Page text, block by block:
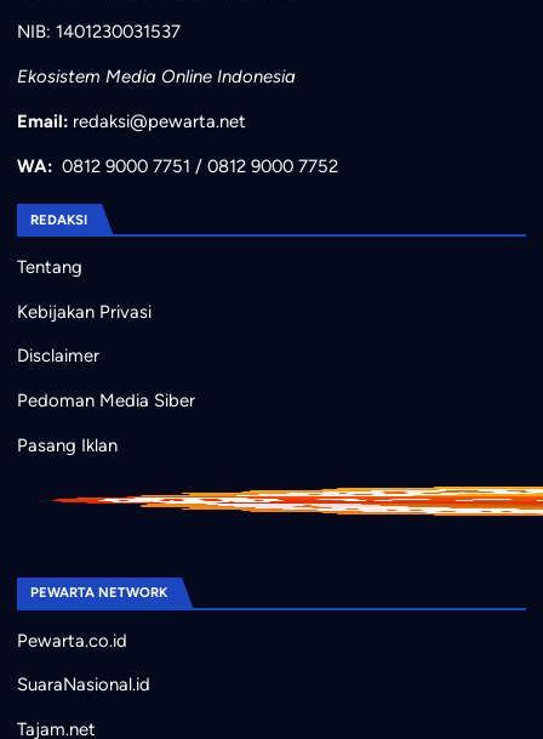
NIB: 1401230031537
Ekosistem Media Online Indonesia
Email: redaksi@pewarta.net
WA: 0812 9000 7751 / 0812 9000 7752
REDAKSI
Tentang
Kebijakan Privasi
Disclaimer
Pedoman Media Siber
Pasang Iklan
PEWARTA NETWORK
Pewarta.co.id
SuaraNasional.id
Tajam.net